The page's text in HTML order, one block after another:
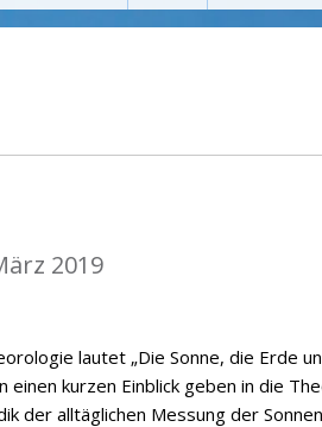
2019
lautet „Die Sonne, die Erde
kurzen Einblick geben in die
der alltäglichen Messung der